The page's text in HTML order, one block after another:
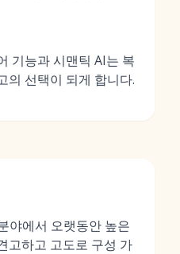
기능과 시맨틱 AI는 복
의 선택이 되게 합니다.
야에서 오랫동안 높은
고하고 고도로 구성 가